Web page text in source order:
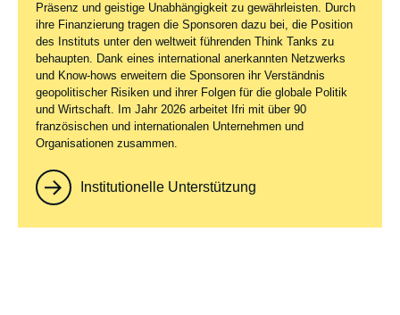
Präsenz und geistige Unabhängigkeit zu gewährleisten. Durch
ihre Finanzierung tragen die Sponsoren dazu bei, die Position
des Instituts unter den weltweit führenden Think Tanks zu
behaupten. Dank eines international anerkannten Netzwerks
und Know-hows erweitern die Sponsoren ihr Verständnis
geopolitischer Risiken und ihrer Folgen für die globale Politik
und Wirtschaft. Im Jahr 2026 arbeitet Ifri mit über 90
französischen und internationalen Unternehmen und
Organisationen zusammen.
Institutionelle Unterstützung